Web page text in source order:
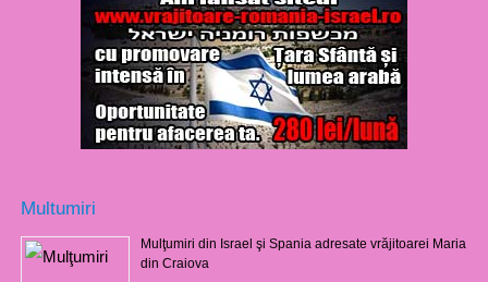
Multumiri
Mulţumiri din Israel şi Spania adresate vrăjitoarei Maria
din Craiova